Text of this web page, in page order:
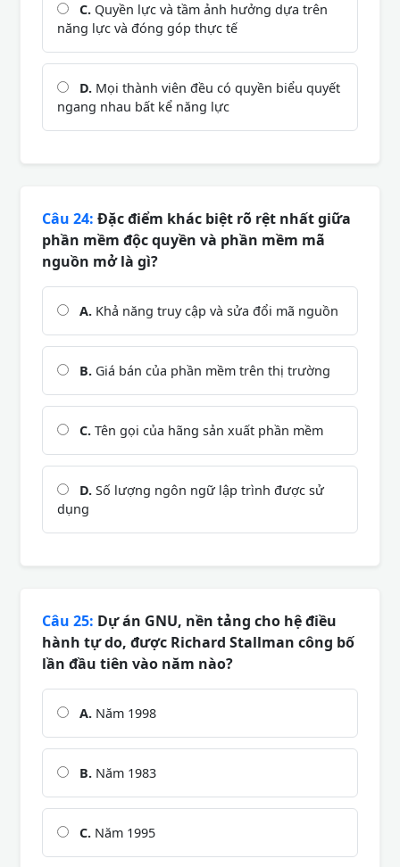
C. Quyền lực và tầm ảnh hưởng dựa trên
năng lực và đóng góp thực tế
D. Mọi thành viên đều có quyền biểu quyết
ngang nhau bất kể năng lực
Câu 24: Đặc điểm khác biệt rõ rệt nhất giữa
phần mềm độc quyền và phần mềm mã
nguồn mở là gì?
A. Khả năng truy cập và sửa đổi mã nguồn
B. Giá bán của phần mềm trên thị trường
C. Tên gọi của hãng sản xuất phần mềm
D. Số lượng ngôn ngữ lập trình được sử
dụng
Câu 25: Dự án GNU, nền tảng cho hệ điều
hành tự do, được Richard Stallman công bố
lần đầu tiên vào năm nào?
A. Năm 1998
B. Năm 1983
C. Năm 1995